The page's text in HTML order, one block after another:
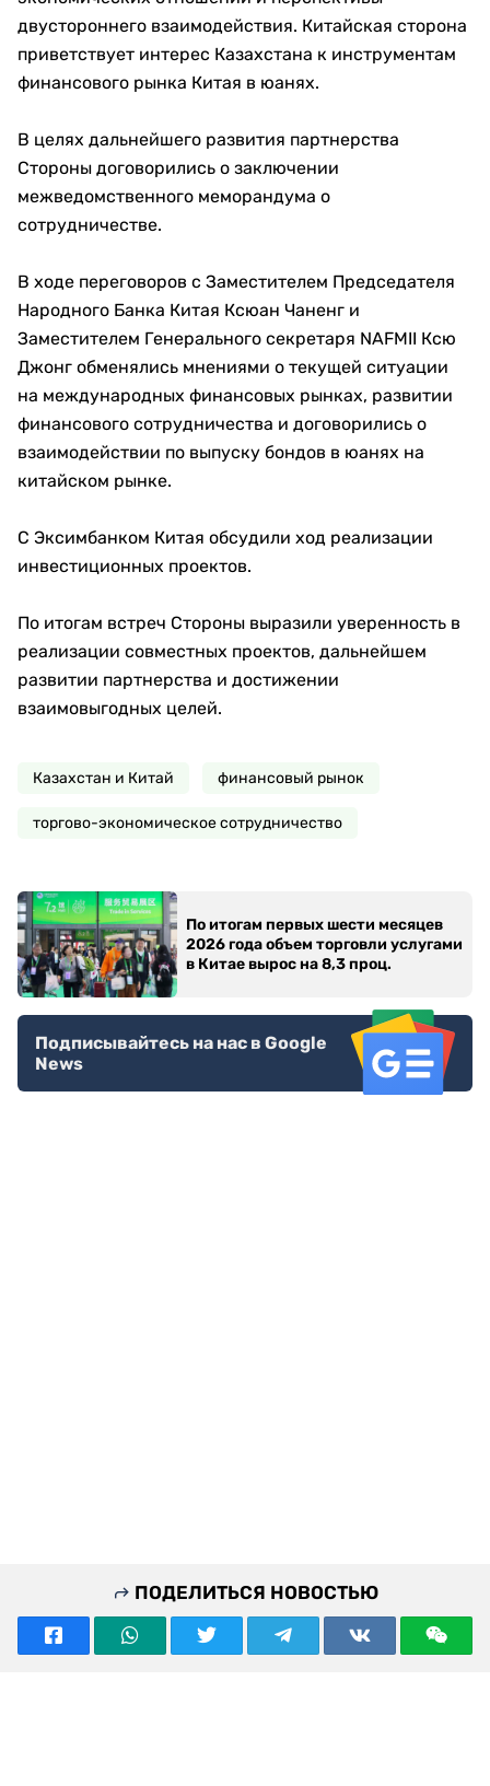
двустороннего взаимодействия. Китайская сторона
приветствует интерес Казахстана к инструментам
финансового рынка Китая в юанях.
В целях дальнейшего развития партнерства
Стороны договорились о заключении
межведомственного меморандума о
сотрудничестве.
В ходе переговоров с Заместителем Председателя
Народного Банка Китая Ксюан Чаненг и
Заместителем Генерального секретаря NAFMII Ксю
Джонг обменялись мнениями о текущей ситуации
на международных финансовых рынках, развитии
финансового сотрудничества и договорились о
взаимодействии по выпуску бондов в юанях на
китайском рынке.
С Эксимбанком Китая обсудили ход реализации
инвестиционных проектов.
По итогам встреч Стороны выразили уверенность в
реализации совместных проектов, дальнейшем
развитии партнерства и достижении
взаимовыгодных целей.
Казахстан и Китай финансовый рынок
торгово-экономическое сотрудничество
По итогам первых шести месяцев
2026 года объем торговли услугами
в Китае вырос на 8,3 проц.
Подписывайтесь на нас в Google
News
ПОДЕЛИТЬСЯ НОВОСТЬЮ